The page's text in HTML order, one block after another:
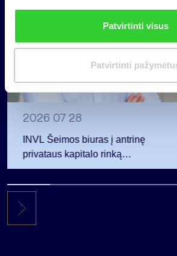
s
Patvirtinti visus
Patvirtinti
2026 07 28
INVL Šeimos biuras į antrinę
privataus kapitalo rinką
investuojantį fondą pritraukė 17,4
mln. JAV dolerių